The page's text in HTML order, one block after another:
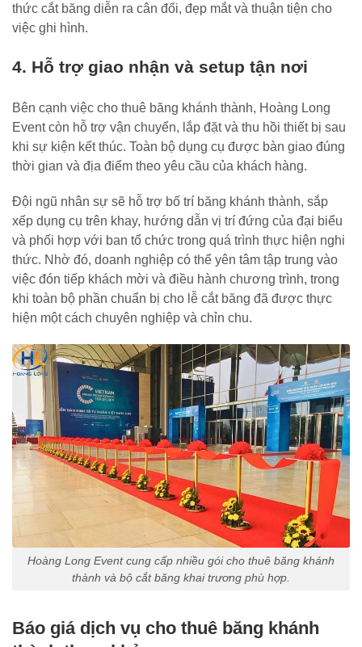
thức cắt băng diễn ra cân đối, đẹp mắt và thuận tiện cho
việc ghi hình.
4. Hỗ trợ giao nhận và setup tận nơi
Bên cạnh việc cho thuê băng khánh thành, Hoàng Long
Event còn hỗ trợ vận chuyển, lắp đặt và thu hồi thiết bị sau
khi sự kiện kết thúc. Toàn bộ dụng cụ được bàn giao đúng
thời gian và địa điểm theo yêu cầu của khách hàng.
Đội ngũ nhân sự sẽ hỗ trợ bố trí băng khánh thành, sắp
xếp dụng cụ trên khay, hướng dẫn vị trí đứng của đại biểu
và phối hợp với ban tổ chức trong quá trình thực hiện nghi
thức. Nhờ đó, doanh nghiệp có thể yên tâm tập trung vào
việc đón tiếp khách mời và điều hành chương trình, trong
khi toàn bộ phần chuẩn bị cho lễ cắt băng đã được thực
hiện một cách chuyên nghiệp và chỉn chu.
Hoàng Long Event cung cấp nhiều gói cho thuê băng khánh
thành và bộ cắt băng khai trương phù hợp.
Báo giá dịch vụ cho thuê băng khánh